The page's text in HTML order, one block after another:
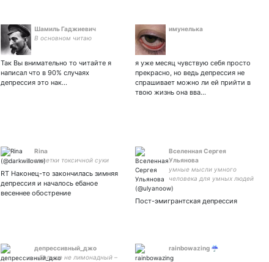
Шамиль Гаджиевич
В основном читаю
Так Вы внимательно то читайте я
написал что в 90% случаях
депрессия это нак…
имунелька
я уже месяц чувствую себя просто
прекрасно, но ведь депрессия не
спрашивает можно ли ей прийти в
твою жизнь она вва…
Rina
заметки токсичной суки
RT Наконец-то закончилась зимняя
депрессия и началось ебаное
весеннее обострение
Вселенная Сергея
Ульянова
умные мысли умного
человека для умных людей
Пост-эмигрантская депрессия
депрессивный_джо
– больше не лимонадный –
rainbowazing ☔️